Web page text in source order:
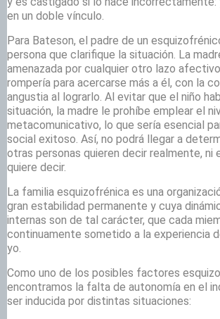
en un doble vínculo.
Para Bateson, el padre de un
persona que clarifique la situación. La
amenazada por cualquier otro lazo
rompería para acercarse más a él, con la
angustia al lograrlo. Al evitar que el niño
situación, la madre le prohíbe emplear el
metacomunicativo, lo que sería esencial
social exitoso. Así, no podrá llegar a
otras personas quieren decir realmente, ni
quiere decir.
La familia esquizofrénica es una
gran estabilidad permanente y cuya
internas son de tal carácter, que cada
continuamente sometido a la experiencia
yo.
Como uno de los posibles factores
encontramos la falta de autonomía en el
ser inducida por distintas situaciones: